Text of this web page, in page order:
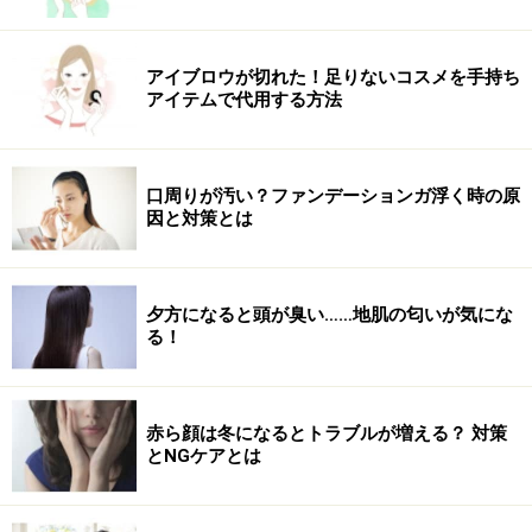
金曜日の夜から日曜日の夜までローフードを食べる「週
末ローフードダイエット」の実践方法を紹介しましょ
う。2日半でも、消化活動を休ませることで体内のデト
ックスが促され、体が軽くなり爽快感が味わえると思い
ます。
＜朝食例＞
朝食には果物や野菜で作ったフレッシュジュースがオス
・便秘解消ジュースのレシピ
パイナップル50g・バナナ1/3・セロリ15g・ハチミツ小
さじ1・水150cc
・代謝アップジュースのレシピ
アイブロウが切れた！足りないコスメを手持ち
アイテムで代用する方法
口周りが汚い？ファンデーションガ浮く時の原
因と対策とは
夕方になると頭が臭い……地肌の匂いが気にな
る！
赤ら顔は冬になるとトラブルが増える？ 対策
とNGケアとは